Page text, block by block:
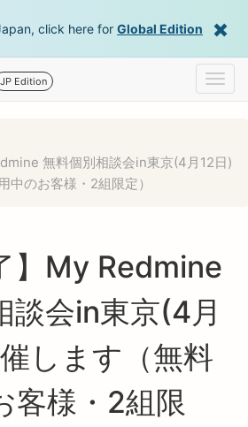
click here for Global Edition
JP Edition
無料個別相談会in東京(4月12日)
中のお客様・2組限定）
】My Redmine
談会in東京(4月
します（無料
客様・2組限